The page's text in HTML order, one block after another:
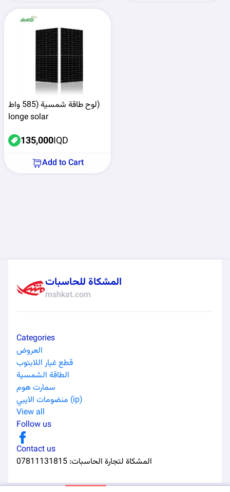
لوح طاقة شمسية (585 واط)
longe solar
135,000IQD
Add to Cart
المشكاة للحاسبات
mshkat.com
Categories
العروض
قطع غيار اللابتوب
الطاقة الشمسية
سمارت هوم
منضومات الايبي (ip)
View all
Follow us
Contact us
المشكاة لتجارة الحاسبات:
07811131815